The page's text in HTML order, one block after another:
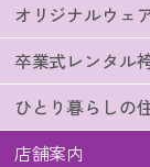
オリジナルウェ
卒業式レンタル
ひとり暮らしの
店舗案内